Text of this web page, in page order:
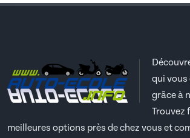
qui vous
grâce à
Trouvez
meilleures options près de chez vous et